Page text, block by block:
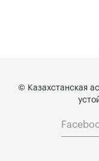
© Казахстанская